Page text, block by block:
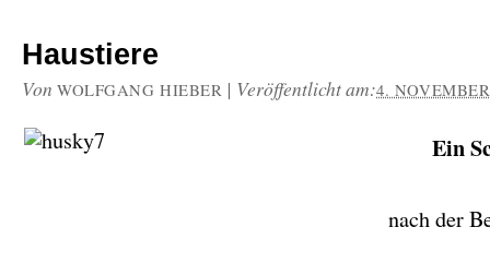
Haustiere
Von WOLFGANG HIEBER | Veröffentlicht am:4.
Ein
nach der